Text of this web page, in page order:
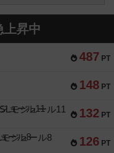
上昇中
487 PT
148 PT
132 PT
モジュール11
126 PT
ジュール8